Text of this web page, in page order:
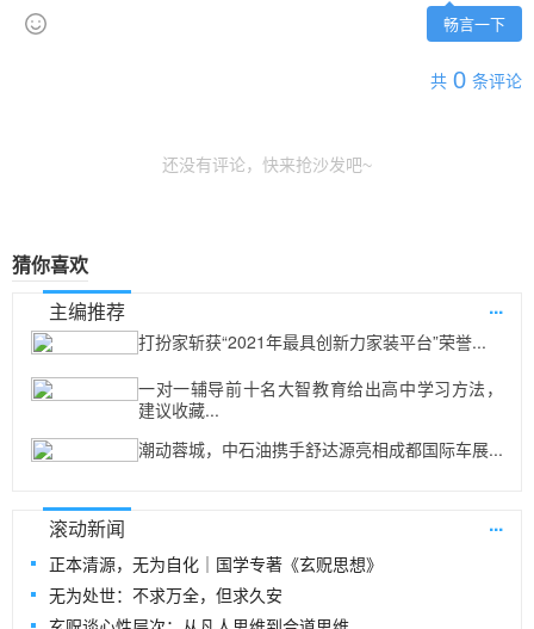
畅言一下
共 0 条评论
还没有评论，快来抢沙发吧~
猜你喜欢
主编推荐
...
打扮家斩获“2021年最具创新力家装平台”荣誉...
一对一辅导前十名大智教育给出高中学习方法，
建议收藏...
潮动蓉城，中石油携手舒达源亮相成都国际车展...
滚动新闻 ...
正本清源，无为自化｜国学专著《玄贶思想》
无为处世：不求万全，但求久安